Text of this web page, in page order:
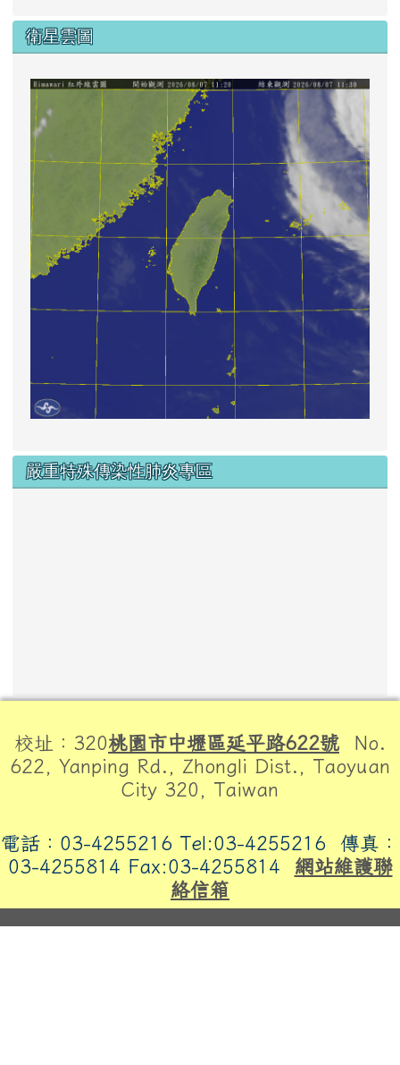
衛星雲圖
link
嚴重特殊傳染性肺炎專區
校址：320桃園市中壢區延平路622號 No.
622, Yanping Rd., Zhongli Dist., Taoyuan
City 320, Taiwan
電話：03-4255216 Tel:03-4255216 傳真：
03-4255814 Fax:03-4255814 網站維護聯
絡信箱